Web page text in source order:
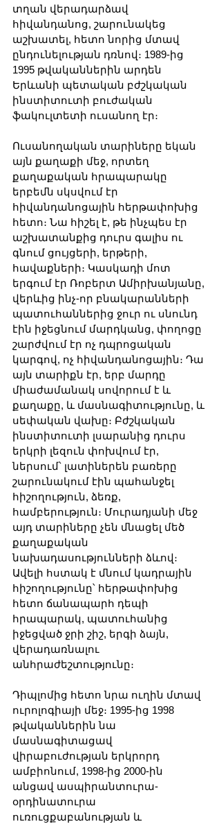
տղան վերադարձավ
հիվանդանոց, շարունակեց
աշխատել, հետո նորից մտավ
ընդունելության դռնով։ 1989-ից
1995 թվականներին արդեն
Երևանի պետական բժշկական
ինստիտուտի բուժական
ֆակուլտետի ուսանող էր։
Ուսանողական տարիները եկան
այն քաղաքի մեջ, որտեղ
քաղաքական հրապարակը
երբեմն սկսվում էր
հիվանդանոցային հերթափոխից
հետո։ Նա հիշել է, թե ինչպես էր
աշխատանքից դուրս գալիս ու
գնում ցույցերի, երթերի,
հավաքների։ Կասկադի մոտ
երգում էր Ռոբերտ Ամիրխանյանը,
վերևից ինչ-որ բնակարանների
պատուհաններից ջուր ու սնունդ
էին իջեցնում մարդկանց, փողոցը
շարժվում էր ոչ դպրոցական
կարգով, ոչ հիվանդանոցային։ Դա
այն տարիքն էր, երբ մարդը
միաժամանակ սովորում է և
քաղաքը, և մասնագիտությունը, և
սեփական վախը։ Բժշկական
ինստիտուտի լսարանից դուրս
երկրի լեզուն փոխվում էր,
ներսում՝ լատիներեն բառերը
շարունակում էին պահանջել
հիշողություն, ձեռք,
համբերություն։ Մուրադյանի մեջ
այդ տարիները չեն մնացել մեծ
քաղաքական
նախադասությունների ձևով։
Ավելի հստակ է մնում կադրային
հիշողությունը՝ հերթափոխից
հետո ճանապարհ դեպի
հրապարակ, պատուհանից
իջեցված ջրի շիշ, երգի ձայն,
վերադառնալու
անհրաժեշտությունը։
Դիպլոմից հետո նրա ուղին մտավ
ուրոլոգիայի մեջ։ 1995-ից 1998
թվականներին նա
մասնագիտացավ
վիրաբուժության երկրորդ
ամբիոնում, 1998-ից 2000-ին
անցավ ասպիրանտուրա-
օրդինատուրա
ուռուցքաբանության և